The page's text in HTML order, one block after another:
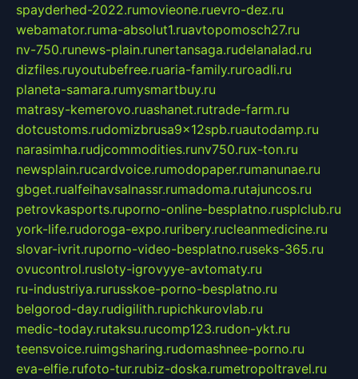
spayderhed-2022.rumovieone.ruevro-dez.ru
webamator.ruma-absolut1.ruavtopomosch27.ru
nv-750.runews-plain.runertansaga.rudelanalad.ru
dizfiles.ruyoutubefree.ruaria-family.ruroadli.ru
planeta-samara.rumysmartbuy.ru
matrasy-kemerovo.ruashanet.rutrade-farm.ru
dotcustoms.rudomizbrusa9x12spb.ruautodamp.ru
narasimha.rudjcommodities.runv750.rux-ton.ru
newsplain.rucardvoice.rumodopaper.rumanunae.ru
gbget.rualfeihavsalnassr.rumadoma.rutajuncos.ru
petrovkasports.ruporno-online-besplatno.rusplclub.ru
york-life.rudoroga-expo.ruribery.rucleanmedicine.ru
slovar-ivrit.ruporno-video-besplatno.ruseks-365.ru
ovucontrol.rusloty-igrovyye-avtomaty.ru
ru-industriya.rurusskoe-porno-besplatno.ru
belgorod-day.rudigilith.rupichkurovlab.ru
medic-today.rutaksu.rucomp123.rudon-ykt.ru
teensvoice.ruimgsharing.rudomashnee-porno.ru
eva-elfie.rufoto-tur.rubiz-doska.rumetropoltravel.ru